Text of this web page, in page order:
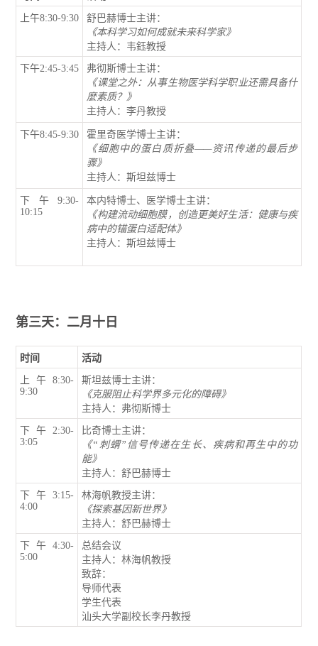
上午8:30-9:30
舒巴赫博士主讲：
《本科学习如何成就未来科学家》
主持人：韦鈺教授
下午2:45-3:45
弗彻斯博士主讲：
《课堂之外：从事生物医学科学职业还需具备什
麼素质？ 》
主持人：李丹教授
下午8:45-9:30
霍里奇医学博士主讲：
《细胞中的蛋白质折叠——资讯传递的最后步
骤》
主持人：斯坦兹博士
下午9:30-
10:15
本内特博士、医学博士主讲：
《构建流动细胞膜，创造更美好生活：健康与疾
病中的锚蛋白适配体》
主持人：斯坦兹博士
第三天： 二月十日
时间 活动
上午8:30-
9:30
斯坦兹博士主讲：
《克服阻止科学界多元化的障碍》
主持人：弗彻斯博士
下午2:30-
3:05
比奇博士主讲：
《“刺蝟”信号传递在生长、疾病和再生中的功
能》
主持人：舒巴赫博士
下午3:15-
4:00
林海帆教授主讲：
《探索基因新世界》
主持人：舒巴赫博士
下午4:30-
5:00
总结会议
主持人：林海帆教授
致辞：
导师代表
学生代表
汕头大学副校长李丹教授